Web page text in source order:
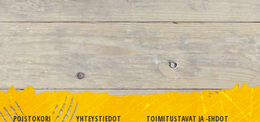
POISTOKORI YHTEYSTIEDOT TOIMITUSTAVAT JA -EHDOT